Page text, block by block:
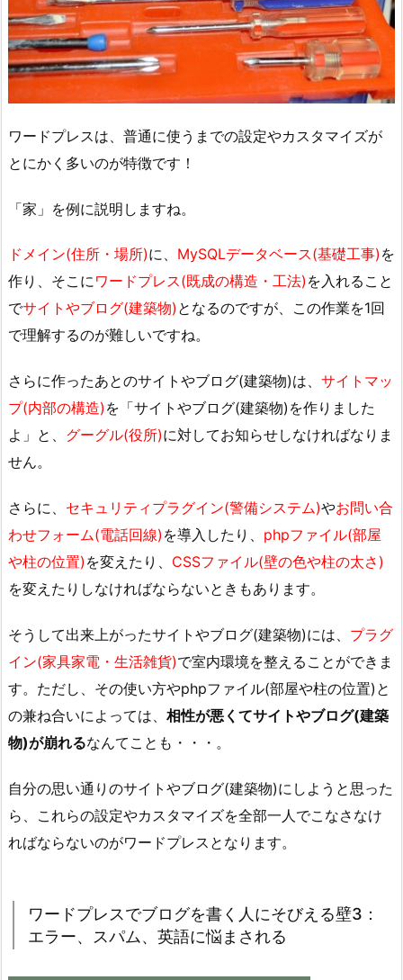
ワードプレスは、普通に使うまでの設定やカスタマイズが
とにかく多いのが特徴です！
「家」を例に説明しますね。
ドメイン(住所・場所)に、 MySQLデータベース(基礎工事) を
作り、そこにワードプレス(既成の構造・工法) を入れること
でサイトやブログ(建築物) となるのですが、この作業を1回
で理解するのが難しいですね。
さらに作ったあとのサイトやブログ(建築物)は、 サイトマッ
プ(内部の構造) を「サイトやブログ(建築物)を作りました
よ」と、 グーグル(役所)に対してお知らせしなければなりま
せん。
さらに、 セキュリティプラグイン(警備システム)やお問い合
わせフォーム(電話回線) を導入したり、 phpファイル(部屋
や柱の位置) を変えたり、 CSSファイル(壁の色や柱の太さ)
を変えたりしなければならないときもあります。
そうして出来上がったサイトやブログ(建築物)には、 プラグ
イン(家具家電・生活雑貨)で室内環境を整えることができま
す。ただし、その使い方やphpファイル(部屋や柱の位置)と
の兼ね合いによっては、 相性が悪くてサイトやブログ(建築
物)が崩れるなんてことも・・・。
自分の思い通りのサイトやブログ(建築物)にしようと思った
ら、これらの設定やカスタマイズを全部一人でこなさなけ
ればならないのがワードプレスとなります。
ワードプレスでブログを書く人にそびえる壁3：
エラー、スパム、英語に悩まされる